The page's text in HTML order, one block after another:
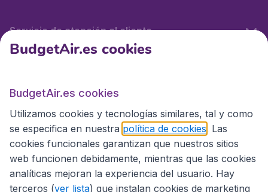
Servicio de atención al cliente
Sitios internacionales
BudgetAir.es cookies
BudgetAir.es cookies
Utilizamos cookies y tecnologías similares, tal y como
se especifica en nuestra política de cookies . Las
cookies funcionales garantizan que nuestros sitios
web funcionen debidamente, mientras que las cookies
analíticas mejoran la experiencia del usuario. Hay
terceros (ver lista) que instalan cookies de marketing